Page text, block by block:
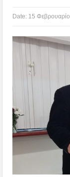
Date: 15